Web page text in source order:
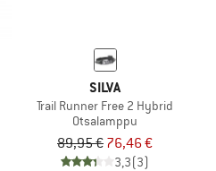
SILVA
Trail Runner Free 2 Hybrid
Otsalamppu
89,95 € 76,46 €
3,3(3)